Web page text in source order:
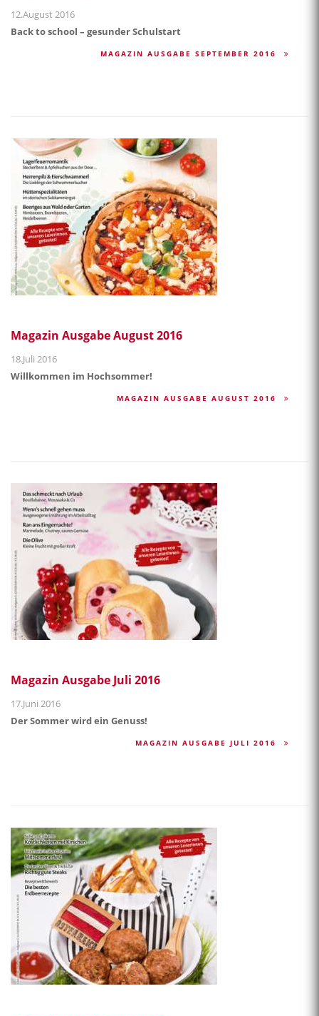
12.August 2016
Back to school – gesunder Schulstart
MAGAZIN AUSGABE SEPTEMBER 2016
Magazin Ausgabe August 2016
18.Juli 2016
Willkommen im Hochsommer!
MAGAZIN AUSGABE AUGUST 2016
Magazin Ausgabe Juli 2016
17.Juni 2016
Der Sommer wird ein Genuss!
MAGAZIN AUSGABE JULI 2016